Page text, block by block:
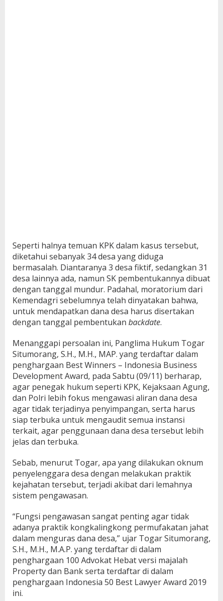
Seperti halnya temuan KPK dalam kasus tersebut,
diketahui sebanyak 34 desa yang diduga
bermasalah. Diantaranya 3 desa fiktif, sedangkan 31
desa lainnya ada, namun SK pembentukannya dibuat
dengan tanggal mundur. Padahal, moratorium dari
Kemendagri sebelumnya telah dinyatakan bahwa,
untuk mendapatkan dana desa harus disertakan
dengan tanggal pembentukan backdate.
Menanggapi persoalan ini, Panglima Hukum Togar
Situmorang, S.H., M.H., MAP. yang terdaftar dalam
penghargaan Best Winners – Indonesia Business
Development Award, pada Sabtu (09/11) berharap,
agar penegak hukum seperti KPK, Kejaksaan Agung,
dan Polri lebih fokus mengawasi aliran dana desa
agar tidak terjadinya penyimpangan, serta harus
siap terbuka untuk mengaudit semua instansi
terkait, agar penggunaan dana desa tersebut lebih
jelas dan terbuka.
Sebab, menurut Togar, apa yang dilakukan oknum
penyelenggara desa dengan melakukan praktik
kejahatan tersebut, terjadi akibat dari lemahnya
sistem pengawasan.
“Fungsi pengawasan sangat penting agar tidak
adanya praktik kongkalingkong permufakatan jahat
dalam menguras dana desa,” ujar Togar Situmorang,
S.H., M.H., M.A.P. yang terdaftar di dalam
penghargaan 100 Advokat Hebat versi majalah
Property dan Bank serta terdaftar di dalam
penghargaan Indonesia 50 Best Lawyer Award 2019
ini.